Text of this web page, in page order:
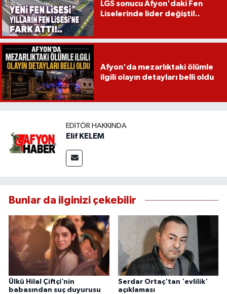
LGS sonucu Afyon'daki Fen
Liselerinde lider değişti!..
Afyon'da mezarlıktaki ölümle
ilgili olayın detayları belli oldu
EDITÖR HAKKINDA
Elif KELEM
Bunlar da ilginizi çekebilir
Ülkü Hilal Çiftçi’nin
babasından suç duyurusu
Serdar Ortaç'tan 'evlilik'
açıklaması